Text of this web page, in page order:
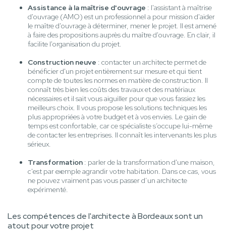
Assistance à la maîtrise d'ouvrage : l'assistant à maîtrise
d'ouvrage (AMO) est un professionnel a pour mission d'aider
le maître d'ouvrage à déterminer, mener le projet. Il est amené
à faire des propositions auprès du maître d'ouvrage. En clair, il
facilite l'organisation du projet.
Construction neuve : contacter un architecte permet de
bénéficier d'un projet entièrement sur mesure et qui tient
compte de toutes les normes en matière de construction. Il
connaît très bien les coûts des travaux et des matériaux
nécessaires et il sait vous aiguiller pour que vous fassiez les
meilleurs choix. Il vous propose les solutions techniques les
plus appropriées à votre budget et à vos envies. Le gain de
temps est confortable, car ce spécialiste s’occupe lui-même
de contacter les entreprises. Il connaît les intervenants les plus
sérieux.
Transformation : parler de la transformation d'une maison,
c'est par exemple agrandir votre habitation. Dans ce cas, vous
ne pouvez vraiment pas vous passer d’un architecte
expérimenté.
Les compétences de l'architecte à Bordeaux sont un
atout pour votre projet